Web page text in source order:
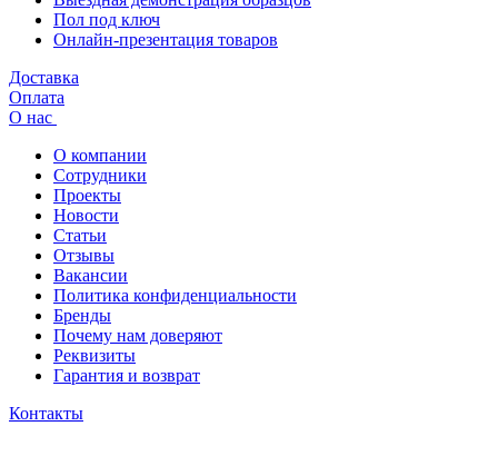
Пол под ключ
Онлайн-презентация товаров
Доставка
Оплата
О нас
О компании
Сотрудники
Проекты
Новости
Статьи
Отзывы
Вакансии
Политика конфиденциальности
Бренды
Почему нам доверяют
Реквизиты
Гарантия и возврат
Контакты